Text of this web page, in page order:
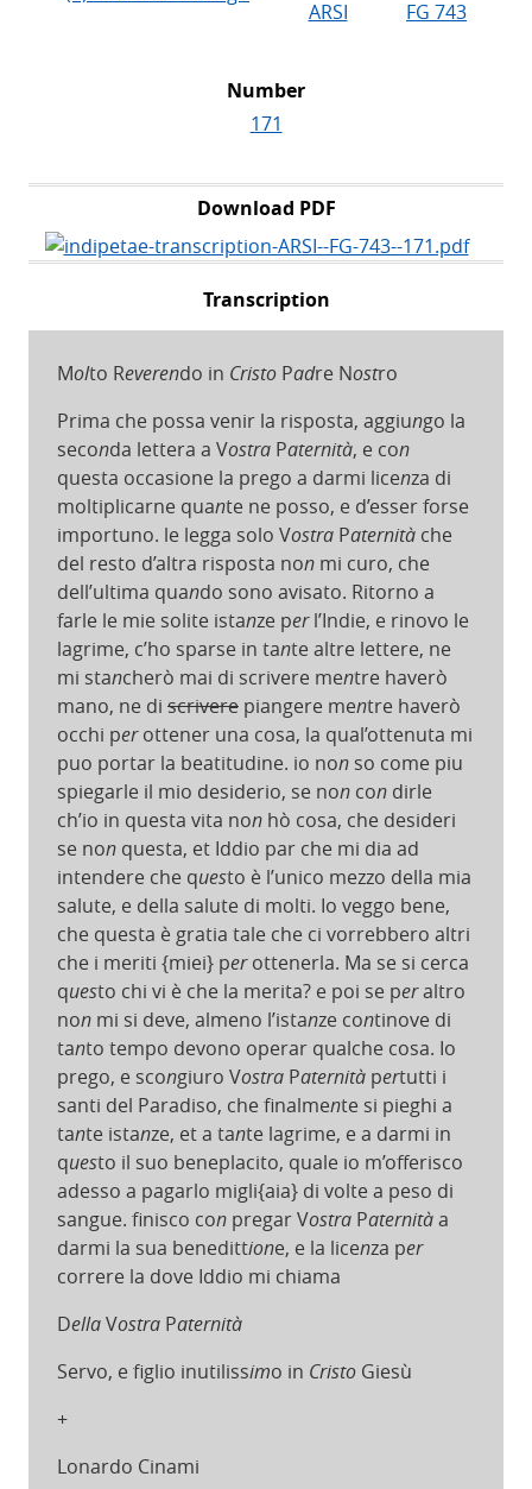
ARSI
FG 743
Number
171
Download PDF
Transcription
Molto Reverendo in CristoPadre Nostro
Prima che possa venir la risposta, aggiungo la
seconda lettera a VostraPaternità, e con
questa occasione la prego a darmi licenza di
moltiplicarne quante ne posso, e d’esser forse
importuno. le legga solo VostraPaternitàche
del resto d’altra risposta nonmi curo, che
dell’ultima quando sono avisato. Ritorno a
farle le mie solite istanze perl’Indie, e rinovo le
lagrime, c’ho sparse in tante altre lettere, ne
mi stancherò mai di scrivere mentre haverò
mano, ne di scriverepiangere mentre haverò
occhi perottener una cosa, la qual’ottenuta mi
puo portar la beatitudine. io non so come piu
spiegarle il mio desiderio, se non con dirle
ch’io in questa vita nonhò cosa, che desideri
se nonquesta, et Iddio par che mi dia ad
intendere che questo è l’unico mezzo della mia
salute, e della salute di molti. Io veggo bene,
che questa è gratia tale che ci vorrebbero altri
che i meriti {miei} perottenerla. Ma se si cerca
questo chi vi è che la merita? e poi se peraltro
nonmi si deve, almeno l’istanze continove di
tanto tempo devono operar qualche cosa. Io
prego, e scongiuro VostraPaternitàpertutti i
santi del Paradiso, che finalmente si pieghi a
tante istanze, et a tante lagrime, e a darmi in
questo il suo beneplacito, quale io m’offerisco
adesso a pagarlo migli{aia} di volte a peso di
sangue. finisco con pregar VostraPaternitàa
darmi la sua benedittione, e la licenza per
correre la dove Iddio mi chiama
DellaVostraPaternità
Servo, e figlio inutilissimo in CristoGiesù
+
Lonardo Cinami